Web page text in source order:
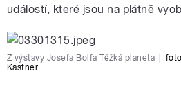
událostí, které jsou na plátně
Z výstavy Josefa Bolfa Těžká planeta
Kastner